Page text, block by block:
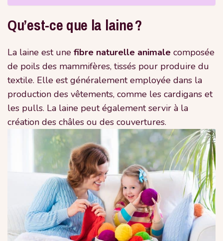
Qu’est-ce que la laine ?
La laine est une fibre naturelle animale composée
de poils des mammifères, tissés pour produire du
textile. Elle est généralement employée dans la
production des vêtements, comme les cardigans et
les pulls. La laine peut également servir à la
création des châles ou des couvertures.